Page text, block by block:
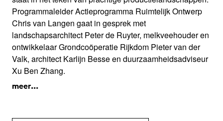
Programmaleider Actieprogramma Ruimtelijk Ontwerp
Chris van Langen gaat in gesprek met
landschapsarchitect Peter de Ruyter, melkveehouder en
ontwikkelaar Grondcoöperatie Rijkdom Pieter van der
Valk, architect Karlijn Besse en duurzaamheidsadviseur
Xu Ben Zhang.
meer...